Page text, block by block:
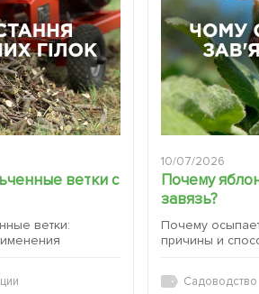
ветки с
ветки:
10/07/2026
Почему
завязь?
Почему
причины и
Садоводство